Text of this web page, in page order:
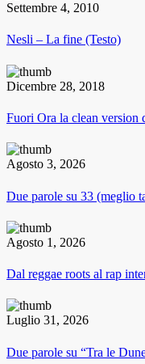
Settembre 4, 2010
Nesli – La fine (Testo)
Dicembre 28, 2018
Fuori Ora la clean version
Agosto 3, 2026
Due parole su 33 (meglio
Agosto 1, 2026
Dal reggae roots al rap
Luglio 31, 2026
Due parole su “Tra le